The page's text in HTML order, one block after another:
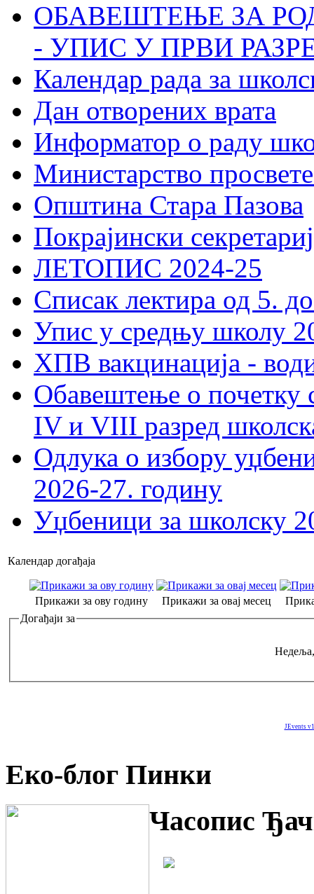
ОБАВЕШТЕЊЕ ЗА
- УПИС У ПРВИ
Календар рада за
Дан отворених врата
Информатор о раду
Министарство
Општина Стара Пазова
Покрајински
ЛЕТОПИС 2024-25
Списак лектира од 5.
Упис у средњу школу
ХПВ вакцинација -
Обавештење о почетку
IV и VIII разред
Одлука о избору
2026-27. годину
Уџбеници за школску
Календар догађаја
Прикажи за ову годину Прикажи за овај месец
Догађаји за
JEvents
Еко-блог Пинки
Часопис